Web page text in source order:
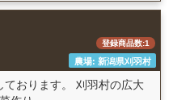
登録商品数:1
農場: 新潟県刈羽村
ております。 刈羽村の広大